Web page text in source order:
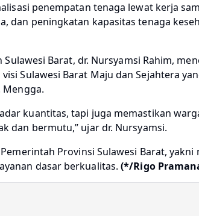
penempatan tenaga lewat kerja
dan peningkatan kapasitas tenaga
Barat, dr. Nursyamsi Rahim,
Sulawesi Barat Maju dan Sejahtera
Mengga.
kuantitas, tapi juga memastikan
dan bermutu,” ujar dr. Nursyamsi.
Provinsi Sulawesi Barat,
dasar berkualitas.(*/Rigo